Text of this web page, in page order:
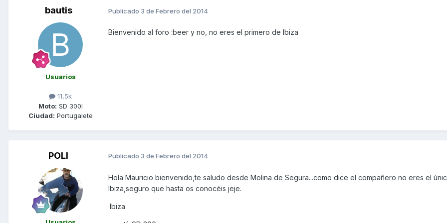
bautis
Usuarios
11,5k
Moto: SD 300I
Ciudad: Portugalete
Publicado 3 de Febrero del 2014
Bienvenido al foro :beer y no, no eres el primero de Ibiza
POLI Publicado 3 de Febrero del 2014
Hola Mauricio bienvenido,te saludo desde Molina de Segura...como dice el compañero no eres el
Ibiza,seguro que hasta os conocéis jeje.
·Ibiza